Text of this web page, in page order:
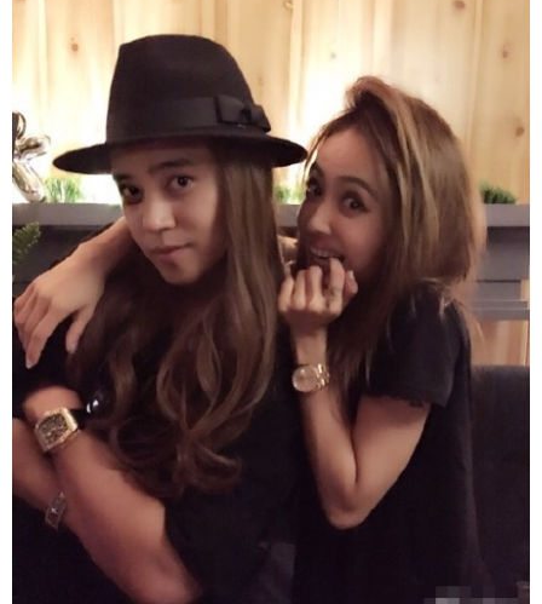
金融 公益
新华广播
新华电视中文 新华电视英文 返回PC